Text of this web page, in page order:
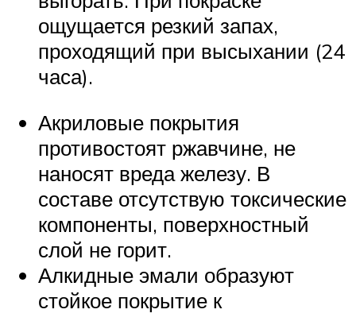
ощущается резкий запах,
проходящий при высыхании (24
часа).
Акриловые покрытия
противостоят ржавчине, не
наносят вреда железу. В
составе отсутствую токсические
компоненты, поверхностный
слой не горит.
Алкидные эмали образуют
стойкое покрытие к